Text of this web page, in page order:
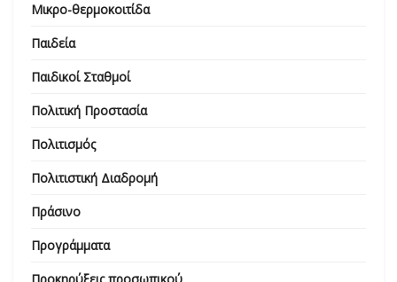
Μικρο-θερμοκοιτίδα
Παιδεία
Παιδικοί Σταθμοί
Πολιτική Προστασία
Πολιτισμός
Πολιτιστική Διαδρομή
Πράσινο
Προγράμματα